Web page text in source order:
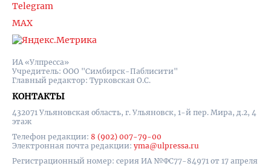
ИА «Улпресса»
Учредитель: ООО "Симбирск-Паблисити"
Главный редактор: Турковская О.С.
КОНТАКТЫ
432071 Ульяновская область, г. Ульяновск, 1-й пер. Мира, д.2, 4
этаж
Телефон редакции: 8 (902) 007-79-00
Электронная почта редакции: yma@ulpressa.ru
Регистрационный номер: серия ИА №ФС77-84971 от 17 апреля
Telegram
MAX